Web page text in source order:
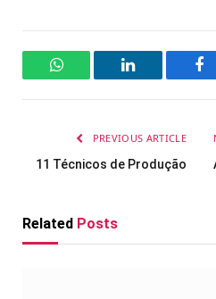
WhatsAppLinkedIn
PREVIOUS ARTICLE
11 Técnicos de Produção
Related Posts